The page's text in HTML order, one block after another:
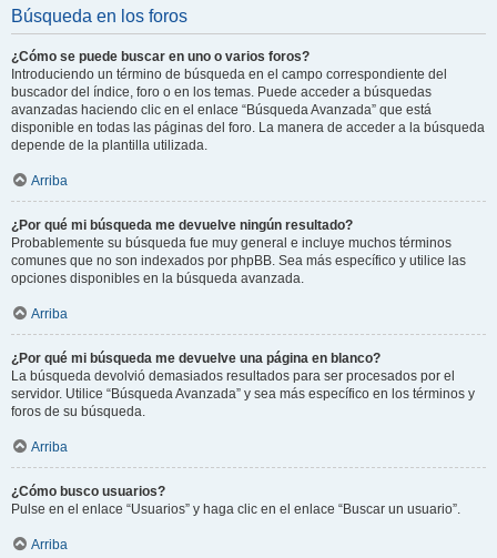
Búsqueda en los foros
¿Cómo se puede buscar en uno o varios foros?
Introduciendo un término de búsqueda en el campo correspondiente del
buscador del índice, foro o en los temas. Puede acceder a búsquedas
avanzadas haciendo clic en el enlace “Búsqueda Avanzada” que está
disponible en todas las páginas del foro. La manera de acceder a la búsqueda
depende de la plantilla utilizada.
Arriba
¿Por qué mi búsqueda me devuelve ningún resultado?
Probablemente su búsqueda fue muy general e incluye muchos términos
comunes que no son indexados por phpBB. Sea más específico y utilice las
opciones disponibles en la búsqueda avanzada.
Arriba
¿Por qué mi búsqueda me devuelve una página en blanco?
La búsqueda devolvió demasiados resultados para ser procesados por el
servidor. Utilice “Búsqueda Avanzada” y sea más específico en los términos y
foros de su búsqueda.
Arriba
¿Cómo busco usuarios?
Pulse en el enlace “Usuarios” y haga clic en el enlace “Buscar un usuario”.
Arriba